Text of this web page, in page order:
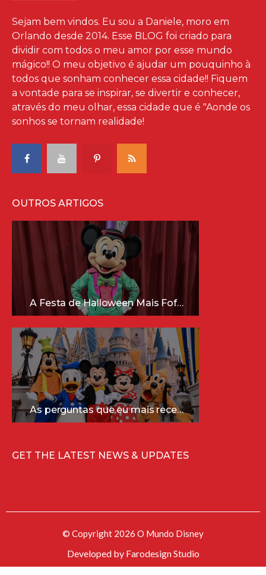
Sejam bem vindos. Eu sou a Daniele, moro em
Orlando desde 2014. Esse BLOG foi criado para
dividir com todos o meu amor por esse mundo
mágico!! O meu objetivo é ajudar um pouquinho à
todos que sonham conhecer essa cidade!! Fiquem
a vontade para se inspirar, se divertir e conhecer,
através do meu olhar, essa cidade que é "Aonde os
sonhos se tornam realidade!
OUTROS ARTIGOS
A Festa de Halloween Mais Fofa da Disney Está Chegando!
As perguntas que eu mais recebo sobre a Disney (e as respostas mais sinceras!)
GET THE LATEST NEWS & UPDATES
© Copyright 2026 O Mundo Disney
Developed by Farodesign Studio